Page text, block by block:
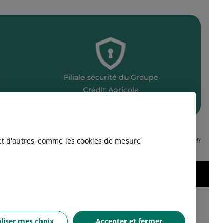
Filiale sécurité du Groupe
Crédit Agricole
Aller sur Nexecur.fr
comme les cookies de mesure